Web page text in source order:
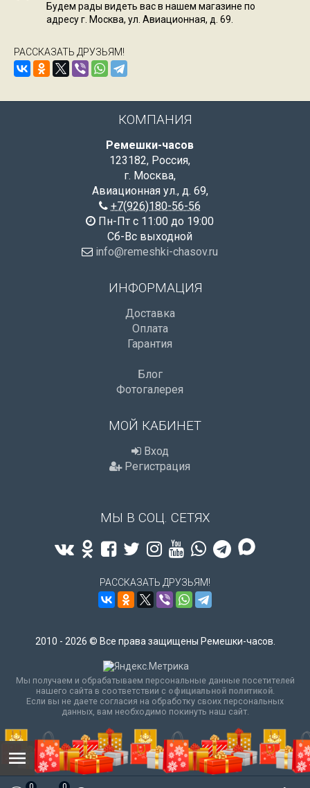
Будем рады видеть вас в нашем магазине по
адресу г. Москва, ул. Авиационная, д. 69.
РАССКАЗАТЬ ДРУЗЬЯМ!
КОМПАНИЯ
Ремешки-часов
123182, Россия,
г. Москва,
Авиационная ул., д. 69,
+7(926)180-56-56
Пн-Пт с 11:00 до 19:00
Сб-Вс выходной
info@remeshki-chasov.ru
ИНФОРМАЦИЯ
Доставка
Оплата
Гарантия
Блог
Фотогалерея
МОЙ КАБИНЕТ
Вход
Регистрация
МЫ В СОЦ. СЕТЯХ
РАССКАЗАТЬ ДРУЗЬЯМ!
2010 - 2026 © Все права защищены Ремешки-часов.
Мы получаем и обрабатываем персональные данные посетителей
нашего сайта в соответствии с официальной политикой.
Если вы не даете согласия на обработку своих персональных
данных, вам необходимо покинуть наш сайт.